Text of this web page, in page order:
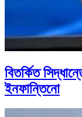
বিতর্কিত
ইনফান্তিনো